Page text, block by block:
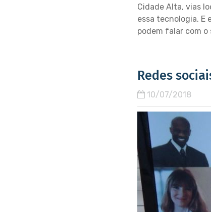
Cidade Alta, vias
essa tecnologia. E
podem falar com o
Redes
10/07/2018